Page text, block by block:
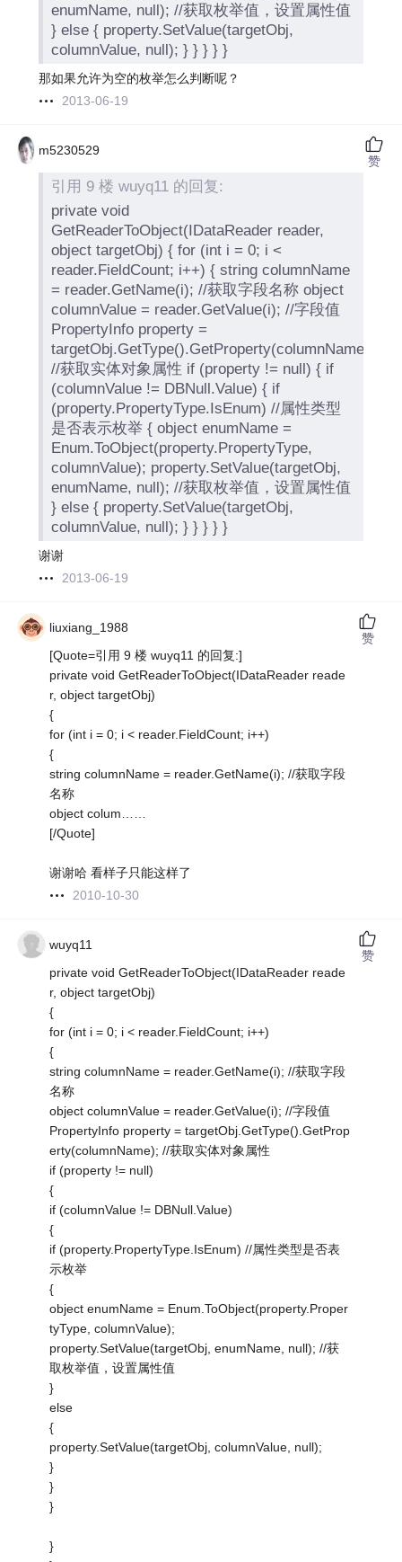
enumName, null); //获取枚举值，设置属性值
} else { property.SetValue(targetObj,
columnValue, null); } } } } }
那如果允许为空的枚举怎么判断呢？
2013-06-19
m5230529
引用 9 楼 wuyq11 的回复:
private void
GetReaderToObject(IDataReader reader,
object targetObj) { for (int i = 0; i <
reader.FieldCount; i++) { string columnName
= reader.GetName(i); //获取字段名称 object
columnValue = reader.GetValue(i); //字段值
PropertyInfo property =
targetObj.GetType().GetProperty(columnName);
//获取实体对象属性 if (property != null) { if
(columnValue != DBNull.Value) { if
(property.PropertyType.IsEnum) //属性类型
是否表示枚举 { object enumName =
Enum.ToObject(property.PropertyType,
columnValue); property.SetValue(targetObj,
enumName, null); //获取枚举值，设置属性值
} else { property.SetValue(targetObj,
columnValue, null); } } } } }
谢谢
2013-06-19
赞
liuxiang_1988
[Quote=引用 9 楼 wuyq11 的回复:]
private void GetReaderToObject(IDataReader reade
r, object targetObj)
{
for (int i = 0; i < reader.FieldCount; i++)
{
string columnName = reader.GetName(i); //获取字段
名称
object colum……
[/Quote]
谢谢哈 看样子只能这样了
2010-10-30
赞
wuyq11
private void GetReaderToObject(IDataReader reade
r, object targetObj)
{
for (int i = 0; i < reader.FieldCount; i++)
{
string columnName = reader.GetName(i); //获取字段
名称
object columnValue = reader.GetValue(i); //字段值
PropertyInfo property = targetObj.GetType().GetProp
erty(columnName); //获取实体对象属性
if (property != null)
{
if (columnValue != DBNull.Value)
{
if (property.PropertyType.IsEnum) //属性类型是否表
示枚举
{
object enumName = Enum.ToObject(property.Proper
tyType, columnValue);
property.SetValue(targetObj, enumName, null); //获
取枚举值，设置属性值
}
else
{
property.SetValue(targetObj, columnValue, null);
}
}
}
}
赞